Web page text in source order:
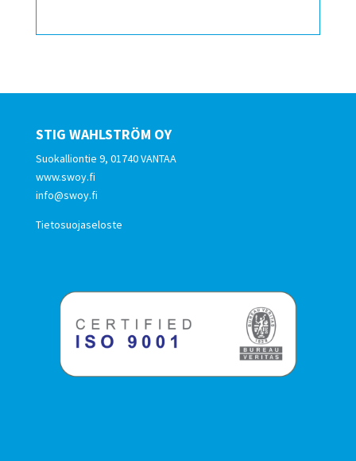
STIG WAHLSTRÖM OY
Suokalliontie 9, 01740 VANTAA
www.swoy.fi
info@swoy.fi
Tietosuojaseloste